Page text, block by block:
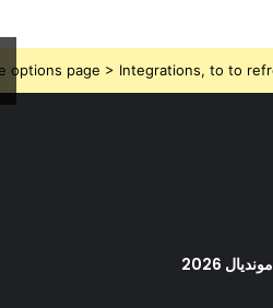
options page > Integrations, to to
2026